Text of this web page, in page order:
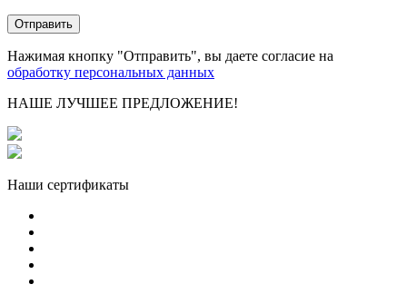
Нажимая кнопку "Отправить", вы даете согласие на
обработку персональных данных
НАШЕ ЛУЧШЕЕ ПРЕДЛОЖЕНИЕ!
Наши сертификаты